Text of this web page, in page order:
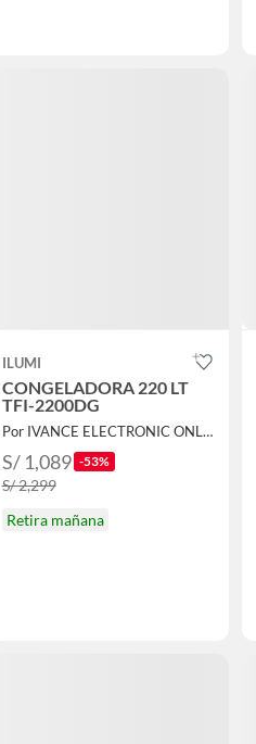
ILUMI
CONGELADORA 220 LT
TFI-2200DG
Por IVANCE ELECTRONIC ONLINE
S/ 1,089 -53%
S/ 2,299
Retira mañana